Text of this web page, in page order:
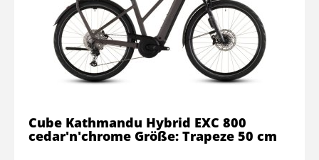
Cube Kathmandu Hybrid EXC 800
cedar'n'chrome Größe: Trapeze 50 cm